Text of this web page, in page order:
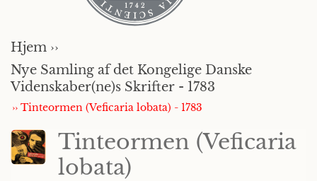
Hjem ››
Nye Samling af det Kongelige Danske
Videnskaber(ne)s Skrifter - 1783
›› Tinteormen (Veficaria lobata) - 1783
Tinteormen (Veficaria
lobata)